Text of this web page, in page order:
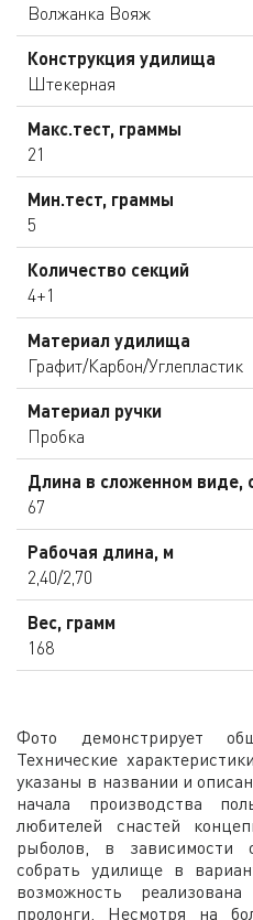
Волжанка Вояж
Конструкция удилища
Штекерная
Макс.тест, граммы
21
Мин.тест, граммы
5
Количество секций
4+1
Материал удилища
Графит/Карбон/Углепластик
Материал ручки
Пробка
Длина в сложенном виде,
67
Рабочая длина, м
2,40/2,70
Вес, грамм
168
Фото демонстрирует
Технические
указаны в названии и
начала производства
любителей снастей
рыболов, в зависимости
собрать удилище в
возможность
пролонги. Несмотря на